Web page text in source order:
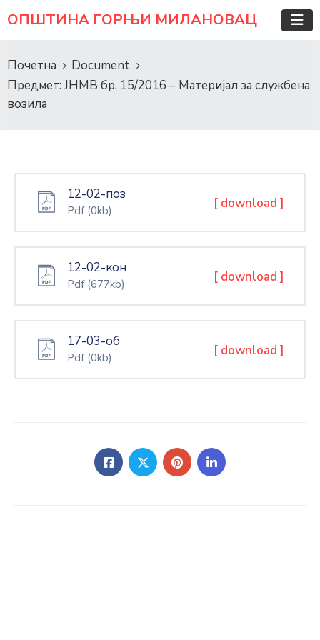
ОПШТИНА ГОРЊИ МИЛАНОВАЦ
Почетна
Document
Предмет: ЈНМВ бр. 15/2016 – Материјал за службена
возила
12-02-поз
Pdf (0kb) [ download ]
12-02-кон
Pdf (677kb) [ download ]
17-03-об
Pdf (0kb) [ download ]